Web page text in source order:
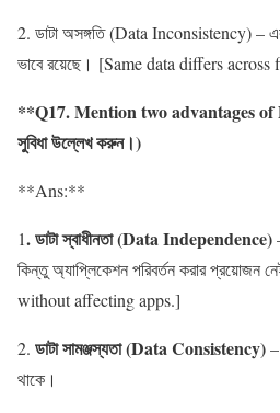
2. ডাটা অসঙ্গতি (Data Inconsistency) –
ভাবে রয়েছে। [Same data differs across
**Q17. Mention two advantages
সুবিধা উল্লেখ করুন।)
**Ans:**
1. ডাটা স্বাধীনতা (Data Independence)
কিন্তু অ্যাপ্লিকেশন পরিবর্তন করার
without affecting apps.]
2. ডাটাসামঞ্জস্যতা(Data Consistency)
থাকে।